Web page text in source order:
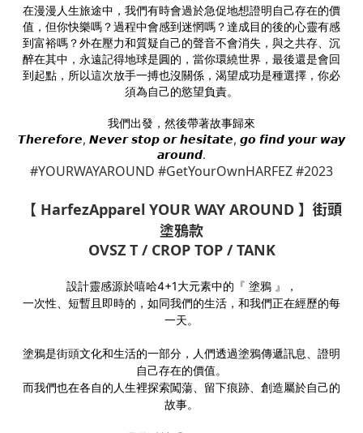
在漫漫人生旅途中，我們有時會過於急促地想證明自己存在的價
值，但你快樂嗎？過程中會感到迷惘嗎？達成目的後的心靈有感
到富裕嗎？外在壓力和質疑自己的聲音不會消失，與之共存、沉
醉在其中，永遠記得地球是圓的，當你環繞世界，最後還是會回
到起點，所以這次放手一搏也沒關係，渴望成功是種選擇，你必
須為自己的慾望負責。
我們出發，然後帶著故事歸來
𝙏𝙝𝙚𝙧𝙚𝙛𝙤𝙧𝙚, 𝙉𝙚𝙫𝙚𝙧 𝙨𝙩𝙤𝙥 𝙤𝙧 𝙝𝙚𝙨𝙞𝙩𝙖𝙩𝙚, 𝙜𝙤 𝙛𝙞𝙣𝙙 𝙮𝙤𝙪𝙧 𝙬𝙖𝙮
𝙖𝙧𝙤𝙪𝙣𝙙.
#YOURWAYAROUND #GetYourOwnHARFEZ #2023
【 HarfezApparel YOUR WAY AROUND 】街頭
塗鴉款
OVSZ T / CROP TOP / TANK
設計靈感源於嘻哈4+1大元素中的『 塗鴉 』，
一次性、短暫且即時的，如同我們的生活，和我們正在經歷的每
一天。
塗鴉是街頭文化和生活的一部分，人們透過塗鴉傳遞訊息、證明
自己存在的價值。
而我們也在各自的人生裡探索闖蕩、留下痕跡、創造屬於自己的
故事。